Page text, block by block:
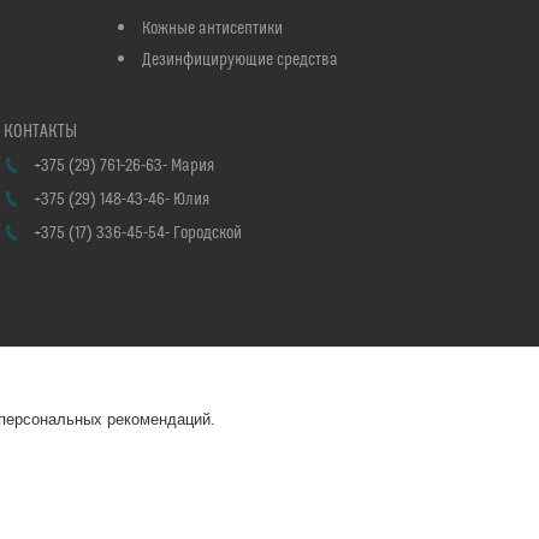
Кожные антисептики
Дезинфицирующие средства
+375 (29) 761-26-63 Мария
+375 (29) 148-43-46 Юлия
+375 (17) 336-45-54 Городской
рекомендаций.